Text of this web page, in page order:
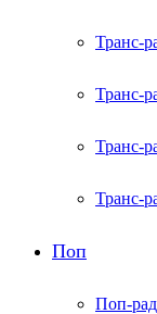
Транс-
Транс-
Транс-
Транс-
Поп
Поп-